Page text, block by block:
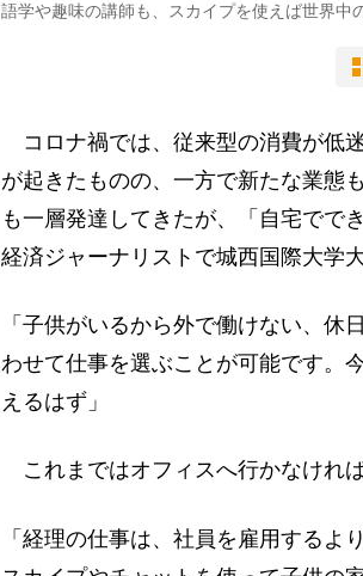
語学や趣味の講師も、スカイプを使えば世界中
コロナ禍では、従来型の消費が低
が起きたものの、一方で新たな業態
も一層発達してきたが、「自宅でで
経済ジャーナリストで城西国際大学
「子供がいるから外で働けない、
わせて仕事を選ぶことが可能です。
えるはず」
これまではオフィスへ行かなけれ
「経理の仕事は、社員を雇用するよ